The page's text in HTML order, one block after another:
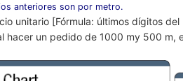
anteriores son por metro.
unitario [Fórmula: últimos dígitos
hacer un pedido de 1000 my 500